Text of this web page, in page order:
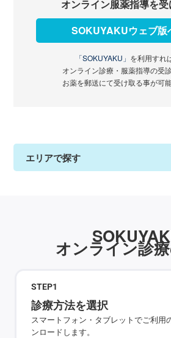
オンライン服薬指導を受
SOKUYAKUウェブ版
「SOKUYAKU」 を利用すれ
オンライン診療・服薬指導の受
お薬を郵送にて受け取る事が可
エリアで探す
オンライン診
STEP1
診療方法を選択
スマートフォン・タブレットでご利用
ンロードします。